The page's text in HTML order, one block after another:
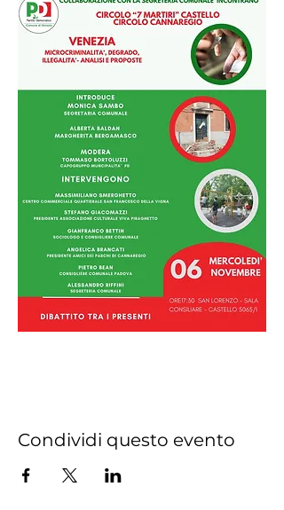
Condividi questo evento